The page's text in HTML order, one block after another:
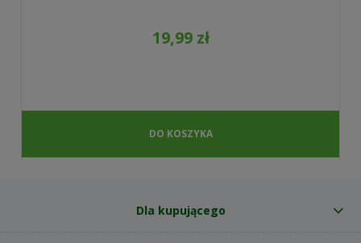
19,99 zł
DO KOSZYKA
Dla kupującego